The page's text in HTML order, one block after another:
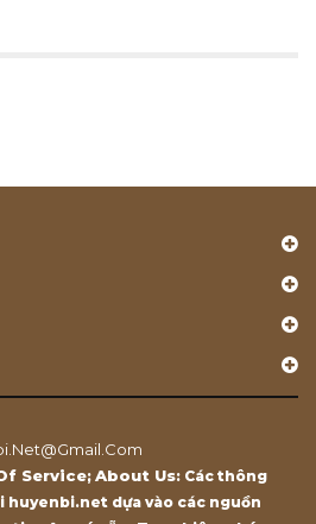
Service; About Us: Các thông
huyenbi.net dựa vào các nguồn